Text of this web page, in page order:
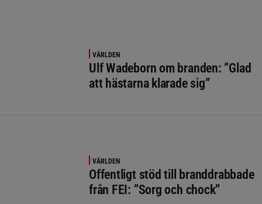
VÄRLDEN
Ulf Wadeborn om branden: ”Glad
att hästarna klarade sig”
VÄRLDEN
Offentligt stöd till branddrabbade
från FEI: ”Sorg och chock”